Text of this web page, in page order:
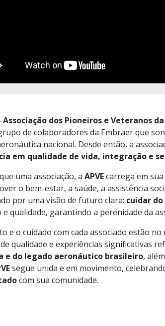
Associação dos Pioneiros e Veteranos
de colaboradores da Embraer que
nacional. Desde então, a
em qualidade de vida, integração e
uma associação, a APVEcarrega em
o bem-estar, a saúde, a assistência
por uma visão de futuro clara: cuidar
e qualidade, garantindo a perenidade da
e o cuidado com cada associado estão
qualidade e experiências significativas
e do legado aeronáutico brasileiro,
segue unida e em movimento,
com sua comunidade.